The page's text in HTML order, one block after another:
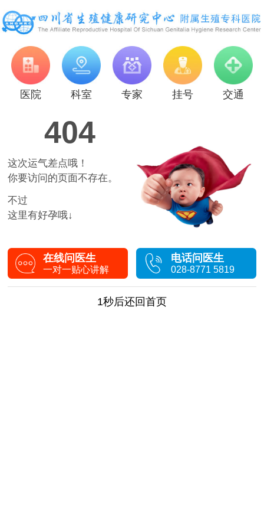
医院 科室 专家 挂号 交通
404
这次运气差点哦！
你要访问的页面不存在。
不过
这里有好孕哦↓
在线问医生
一对一贴心讲解
电话问医生
028-8771 5819
1秒后还回首页